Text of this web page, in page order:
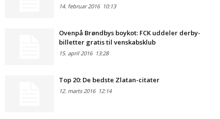
14. februar 201610:13
Ovenpå Brøndbys boykot: FCK uddeler derby-
billetter gratis til venskabsklub
15. april 201613:28
Top 20: De bedste Zlatan-citater
12. marts 201612:14